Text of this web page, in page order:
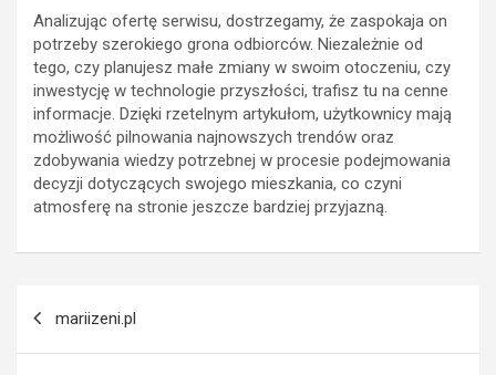
Analizując ofertę serwisu, dostrzegamy, że zaspokaja on
potrzeby szerokiego grona odbiorców. Niezależnie od
tego, czy planujesz małe zmiany w swoim otoczeniu, czy
inwestycję w technologie przyszłości, trafisz tu na cenne
informacje. Dzięki rzetelnym artykułom, użytkownicy mają
możliwość pilnowania najnowszych trendów oraz
zdobywania wiedzy potrzebnej w procesie podejmowania
decyzji dotyczących swojego mieszkania, co czyni
atmosferę na stronie jeszcze bardziej przyjazną.
navigation
mariizeni.pl